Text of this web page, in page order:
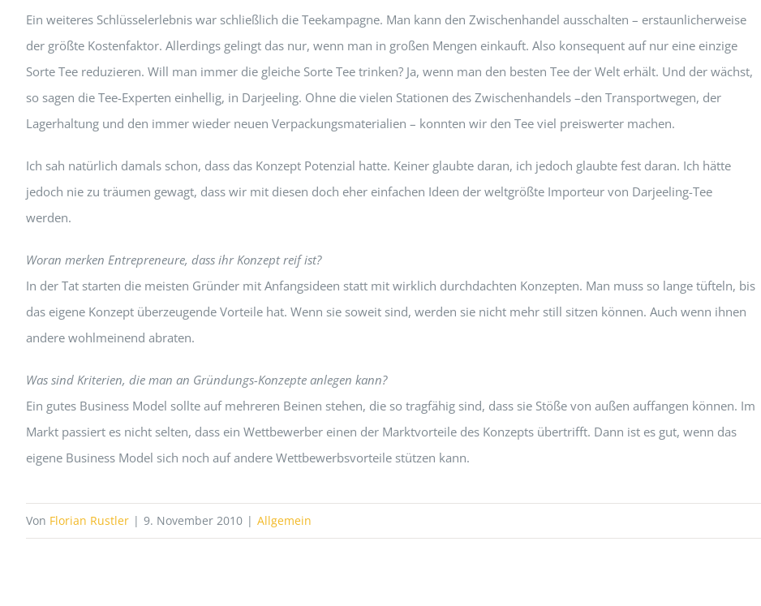
Ein weiteres Schlüsselerlebnis war schließlich die Teekampagne. Man kann den Zwischenhandel ausschalten – erstaunlicherweise
der größte Kostenfaktor. Allerdings gelingt das nur, wenn man in großen Mengen einkauft. Also konsequent auf nur eine einzige
Sorte Tee reduzieren. Will man immer die gleiche Sorte Tee trinken? Ja, wenn man den besten Tee der Welt erhält. Und der wächst,
so sagen die Tee-Experten einhellig, in Darjeeling. Ohne die vielen Stationen des Zwischenhandels –den Transportwegen, der
Lagerhaltung und den immer wieder neuen Verpackungsmaterialien – konnten wir den Tee viel preiswerter machen.
Ich sah natürlich damals schon, dass das Konzept Potenzial hatte. Keiner glaubte daran, ich jedoch glaubte fest daran. Ich hätte
jedoch nie zu träumen gewagt, dass wir mit diesen doch eher einfachen Ideen der weltgrößte Importeur von Darjeeling-Tee
werden.
Woran merken Entrepreneure, dass ihr Konzept reif ist?
In der Tat starten die meisten Gründer mit Anfangsideen statt mit wirklich durchdachten Konzepten. Man muss so lange tüfteln, bis
das eigene Konzept überzeugende Vorteile hat. Wenn sie soweit sind, werden sie nicht mehr still sitzen können. Auch wenn ihnen
andere wohlmeinend abraten.
Was sind Kriterien, die man an Gründungs-Konzepte anlegen kann?
Ein gutes Business Model sollte auf mehreren Beinen stehen, die so tragfähig sind, dass sie Stöße von außen auffangen können. Im
Markt passiert es nicht selten, dass ein Wettbewerber einen der Marktvorteile des Konzepts übertrifft. Dann ist es gut, wenn das
eigene Business Model sich noch auf andere Wettbewerbsvorteile stützen kann.
Von Florian Rustler | 9. November 2010 | Allgemein